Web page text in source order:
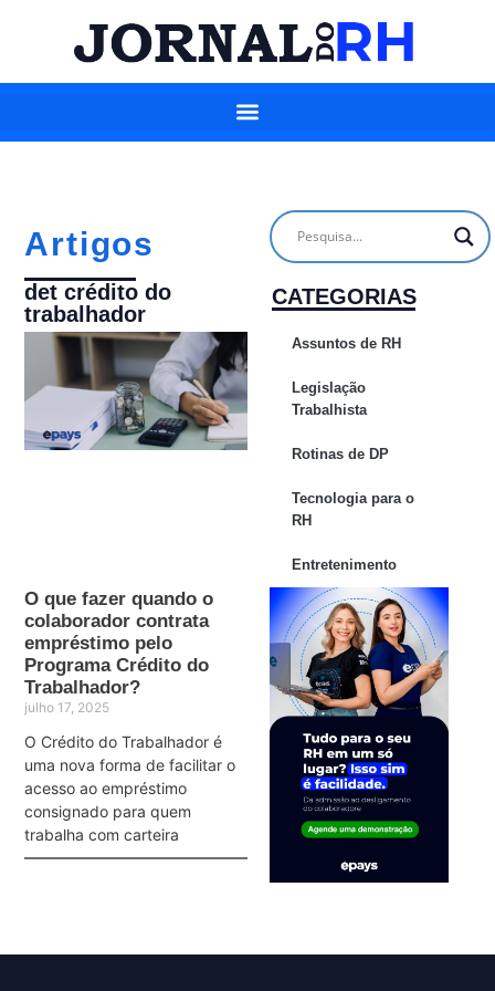
Artigos
det crédito do
trabalhador
O que fazer quando o
colaborador contrata
empréstimo pelo
Programa Crédito do
Trabalhador?
julho 17, 2025
O Crédito do Trabalhador é
uma nova forma de facilitar o
acesso ao empréstimo
consignado para quem
trabalha com carteira
CATEGORIAS
Assuntos de RH
Legislação
Trabalhista
Rotinas de DP
Tecnologia para o
RH
Entretenimento